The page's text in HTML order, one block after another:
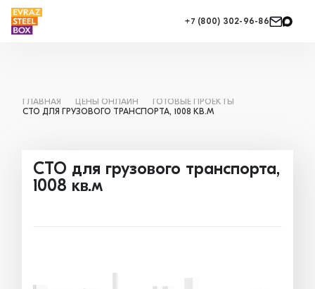
+7 (800) 302-96-86
ГЛАВНАЯ ЦЕНЫ ОНЛАЙН
ГОТОВЫЕ ПРОЕКТЫ
СТО ДЛЯ ГРУЗОВОГО ТРАНСПОРТА, 1008 КВ.М
СТО для грузового транспорта,
1008 кв.м